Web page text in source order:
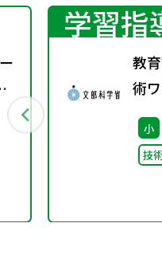
学習指
教
術
（
小
技